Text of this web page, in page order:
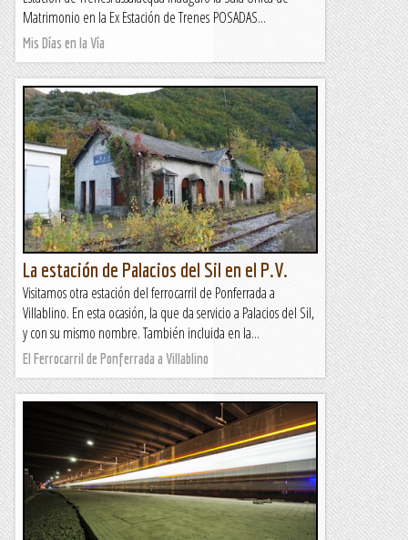
Matrimonio en la Ex Estación de Trenes POSADAS...
Mis Días en la Vía
La estación de Palacios del Sil en el P.V.
Visitamos otra estación del ferrocarril de Ponferrada a
Villablino. En esta ocasión, la que da servicio a Palacios del Sil,
y con su mismo nombre. También incluida en la...
El Ferrocarril de Ponferrada a Villablino